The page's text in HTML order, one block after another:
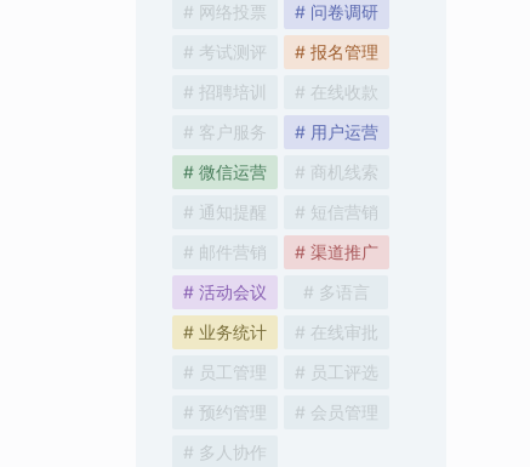
# 网络投票
# 问卷调研
# 考试测评
# 报名管理
# 招聘培训
# 在线收款
# 客户服务
# 用户运营
# 微信运营
# 商机线索
# 通知提醒
# 短信营销
# 邮件营销
# 渠道推广
# 活动会议
# 多语言
# 业务统计
# 在线审批
# 员工管理
# 员工评选
# 预约管理
# 会员管理
# 多人协作